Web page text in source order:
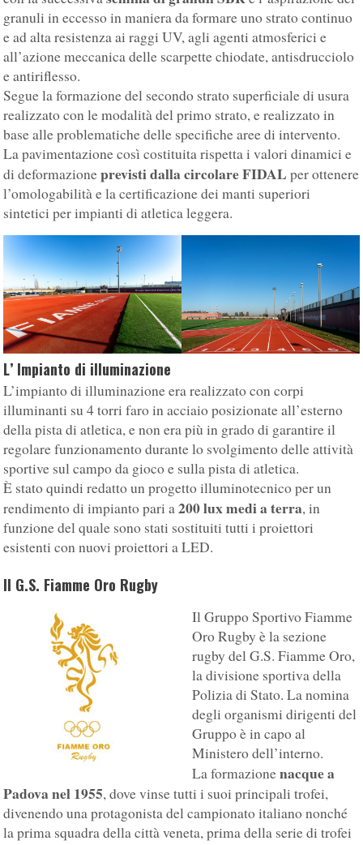
granuli in eccesso in maniera da formare uno strato continuo
e ad alta resistenza ai raggi UV, agli agenti atmosferici e
all’azione meccanica delle scarpette chiodate, antisdrucciolo
e antiriflesso.
Segue la formazione del secondo strato superficiale di usura
realizzato con le modalità del primo strato, e realizzato in
base alle problematiche delle specifiche aree di intervento.
La pavimentazione così costituita rispetta i valori dinamici e
di deformazioneprevisti dalla circolare FIDAL per ottenere
l’omologabilità e la certificazione dei manti superiori
sintetici per impianti di atletica leggera.
L’ Impianto di illuminazione
L’impianto di illuminazione era realizzato con corpi
illuminanti su 4 torri faro in acciaio posizionate all’esterno
della pista di atletica, e non era più in grado di garantire il
regolare funzionamento durante lo svolgimento delle attività
sportive sul campo da gioco e sulla pista di atletica.
È stato quindi redatto un progetto illuminotecnico per un
rendimento di impianto pari a200 lux medi a terra, in
funzione del quale sono stati sostituiti tutti i proiettori
esistenti con nuovi proiettori a LED.
Il G.S. Fiamme Oro Rugby
Il Gruppo Sportivo Fiamme
Oro Rugby è la sezione
rugby del G.S. Fiamme Oro,
la divisione sportiva della
Polizia di Stato. La nomina
degli organismi dirigenti del
Gruppo è in capo al
Ministero dell’interno.
La formazionenacque a
Padova nel 1955, dove vinse tutti i suoi principali trofei,
divenendo una protagonista del campionato italiano nonché
la prima squadra della città veneta, prima della serie di trofei